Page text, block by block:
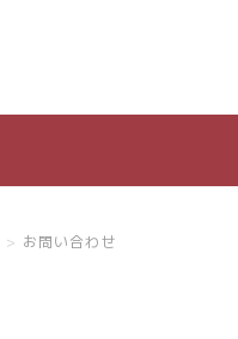
お問い合わせ